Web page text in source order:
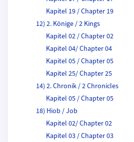
Kapitel 19 / Chapter 19
12) 2. Könige / 2 Kings
Kapitel 02 / Chapter 02
Kapitel 04/ Chapter 04
Kapitel 05 / Chapter 05
Kapitel 25/ Chapter 25
14) 2. Chronik / 2 Chronicles
Kapitel 05 / Chapter 05
18) Hiob / Job
Kapitel 02/ Chapter 02
Kapitel 03 / Chapter 03